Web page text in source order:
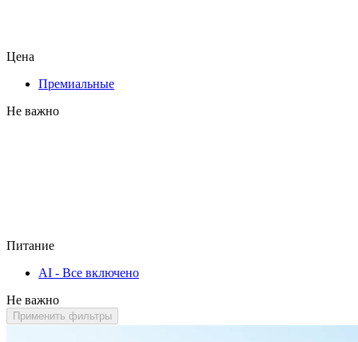
Цена
Премиальные
Не важно
Питание
AI - Все включено
Не важно
Применить фильтры